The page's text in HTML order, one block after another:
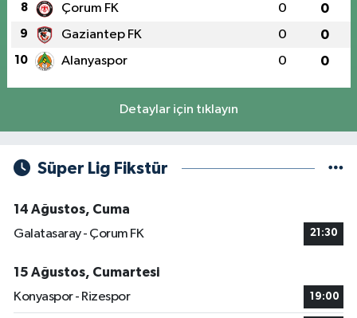
8 Çorum FK 0 0
9 Gaziantep FK 0 0
10 Alanyaspor 0 0
Detaylar için tıklayın
Süper Lig Fikstür
14 Ağustos, Cuma
Galatasaray - Çorum FK
21:30
15 Ağustos, Cumartesi
Konyaspor - Rizespor
19:00